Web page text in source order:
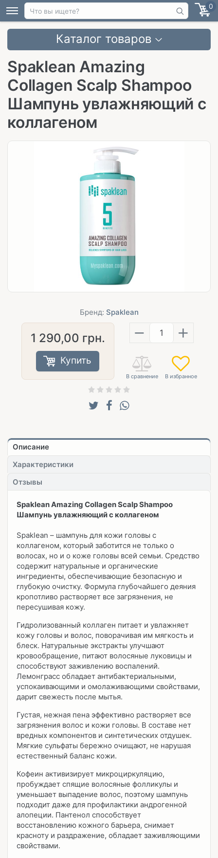
0
Каталог товаров
Spaklean Amazing
Collagen Scalp Shampoo
Шампунь увлажняющий с
коллагеном
Бренд: Spaklean
1 290,00 грн.
Купить
− +
Описание
Характеристики
Отзывы
Spaklean Amazing Collagen Scalp Shampoo
Шампунь увлажняющий с коллагеном
Spaklean – шампунь для кожи головы с
коллагеном, который заботится не только о
волосах, но и о коже головы всей семьи. Средство
содержит натуральные и органические
ингредиенты, обеспечивающие безопасную и
глубокую очистку. Формула глубочайшего деяния
кропотливо растворяет все загрязнения, не
пересушивая кожу.
Гидролизованный коллаген питает и увлажняет
кожу головы и волос, поворачивая им мягкость и
блеск. Натуральные экстракты улучшают
кровообращение, питают волосяные луковицы и
способствуют заживлению воспалений.
Лемонграсс обладает антибактериальными,
успокаивающими и омолаживающими свойствами,
дарит свежесть после мытья.
Густая, нежная пена эффективно растворяет все
загрязнения волос и кожи головы. В составе нет
вредных компонентов и синтетических отдушек.
Мягкие сульфаты бережно очищают, не нарушая
естественный баланс кожи.
Кофеин активизирует микроциркуляцию,
пробуждает спящие волосяные фолликулы и
уменьшает выпадение волос, поэтому шампунь
подходит даже для профилактики андрогенной
алопеции. Пантенол способствует
восстановлению кожного барьера, снимает
красноту и раздражение, обладает заживляющими
свойствами.